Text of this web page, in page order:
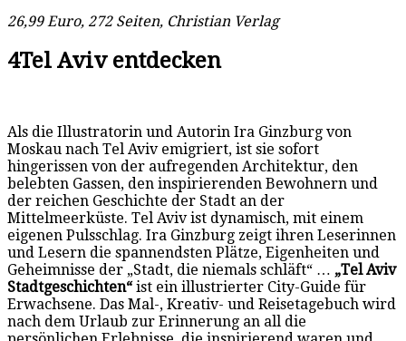
26,99 Euro, 272 Seiten, Christian Verlag
4Tel Aviv entdecken
Als die Illustratorin und Autorin Ira Ginzburg von
Moskau nach Tel Aviv emigriert, ist sie sofort
hingerissen von der aufregenden Architektur, den
belebten Gassen, den inspirierenden Bewohnern und
der reichen Geschichte der Stadt an der
Mittelmeerküste. Tel Aviv ist dynamisch, mit einem
eigenen Pulsschlag. Ira Ginzburg zeigt ihren Leserinnen
und Lesern die spannendsten Plätze, Eigenheiten und
Geheimnisse der „Stadt, die niemals schläft“ … „Tel Aviv
Stadtgeschichten“ist ein illustrierter City-Guide für
Erwachsene. Das Mal-, Kreativ- und Reisetagebuch wird
nach dem Urlaub zur Erinnerung an all die